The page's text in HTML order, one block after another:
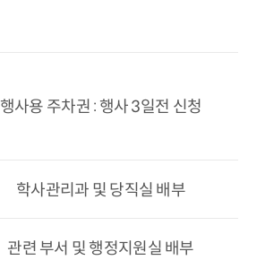
행사용 주차권 : 행사 3일전 신청
학사관리과 및 당직실 배부
관련 부서 및 행정지원실 배부